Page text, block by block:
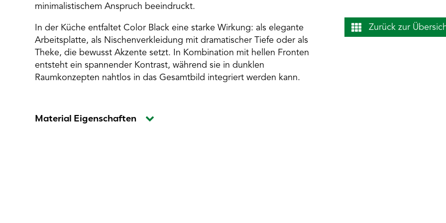
minimalistischem Anspruch beeindruckt.
In der Küche entfaltet Color Black eine starke Wirkung: als elegante
Arbeitsplatte, als Nischenverkleidung mit dramatischer Tiefe oder als
Theke, die bewusst Akzente setzt. In Kombination mit hellen Fronten
entsteht ein spannender Kontrast, während sie in dunklen
Raumkonzepten nahtlos in das Gesamtbild integriert werden kann.
Material Eigenschaften
Zurück zur